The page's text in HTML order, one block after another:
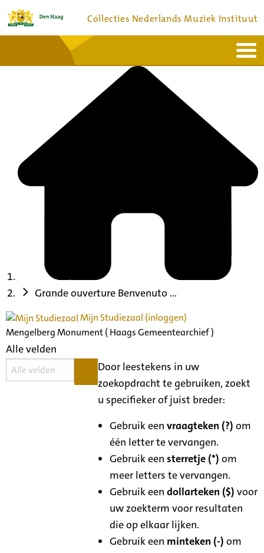
Collecties Nederlands Muziek Instituut
Bronnen en collecties
Grande ouverture Benvenuto ...
Mijn Studiezaal (inloggen)
Mengelberg Monument ( Haags Gemeentearchief )
Alle velden
Door leestekens in uw
zoekopdracht te gebruiken, zoekt
u specifieker of juist breder:
Gebruik eenvraagteken (?) om
één letter te vervangen.
Gebruik eensterretje (*) om
meer letters te vervangen.
Gebruik eendollarteken ($) voor
uw zoekterm voor resultaten
die op elkaar lijken.
Gebruik een minteken (-) om